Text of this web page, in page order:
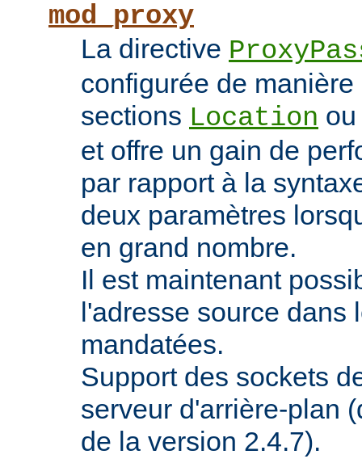
mod_proxy
La directive
configurée de
sections Location
et offre un gain de
par rapport à la
deux paramètres
en grand nombre.
Il est maintenant
l'adresse source dans
mandatées.
Support des sockets
serveur d'arrière-plan
de la version 2.4.7).